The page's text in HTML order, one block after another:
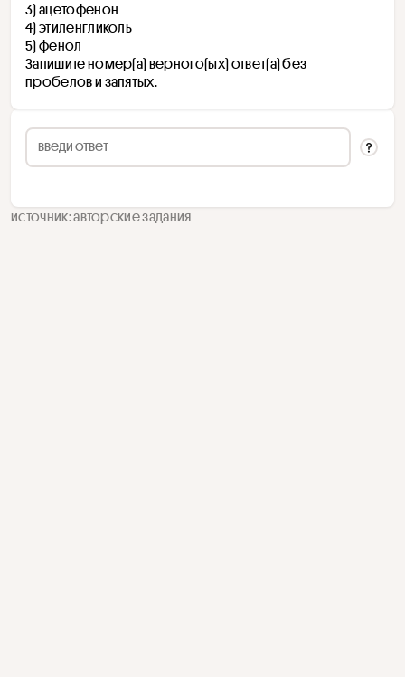
3) ацетофенон
4) этиленгликоль
5) фенол
Запишите номер(а) верного(ых) ответ(а) без
пробелов и запятых.
источник: авторские задания